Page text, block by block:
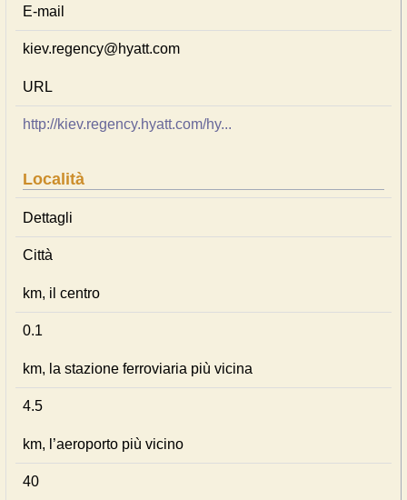
E-mail
kiev.regency@hyatt.com
URL
http://kiev.regency.hyatt.com/hy...
Località
Dettagli
Città
km, il centro
0.1
km, la stazione ferroviaria più vicina
4.5
km, l’aeroporto più vicino
40